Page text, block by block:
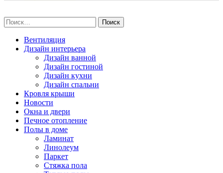
Найти:
Вентиляция
Дизайн интерьера
Дизайн ванной
Дизайн гостиной
Дизайн кухни
Дизайн спальни
Кровля крыши
Новости
Окна и двери
Печное отопление
Полы в доме
Ламинат
Линолеум
Паркет
Стяжка пола